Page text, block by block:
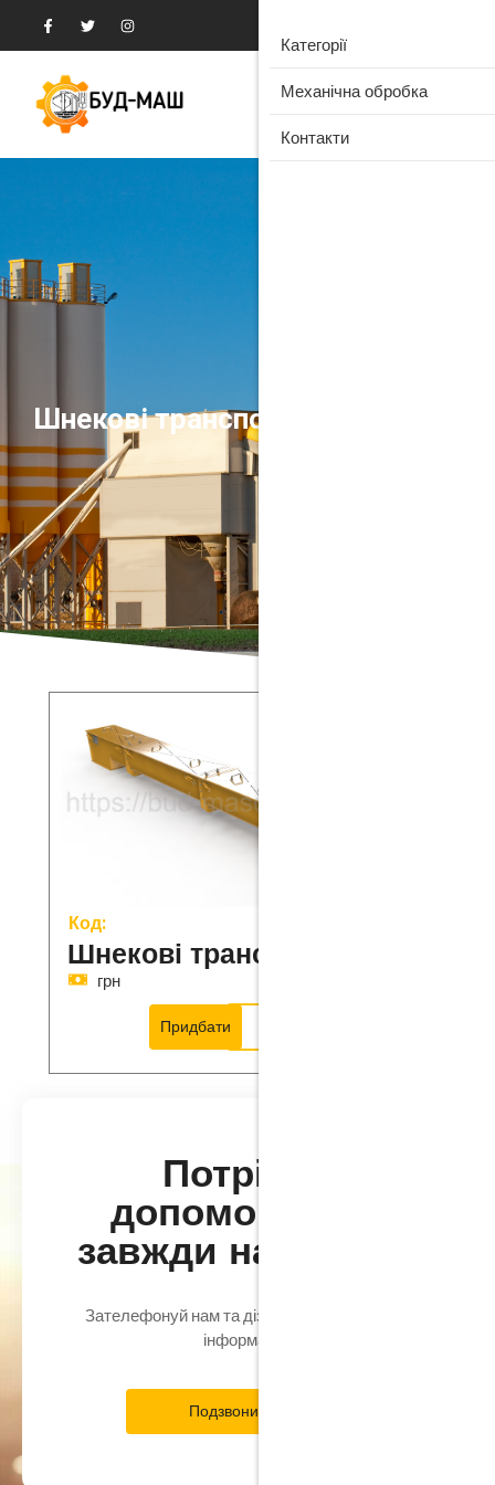
Категорії
Механічна обробка
Контакти
Шнекові транспортери
Код:
Шнекові транспортери
грн
Придбати
Потрібна
допомога? Ми
завжди на зв'язку
Зателефонуй нам та дізнайся всю потрібну
інформацію
Подзвонити